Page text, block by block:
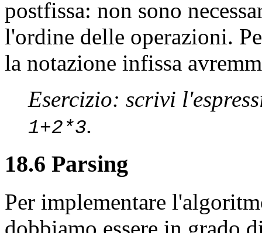
postfissa: non sono
l'ordine delle operazioni.
la notazione infissa
Esercizio: scrivi
1+2*3.
18.6 Parsing
Per implementare
dobbiamo essere in grado